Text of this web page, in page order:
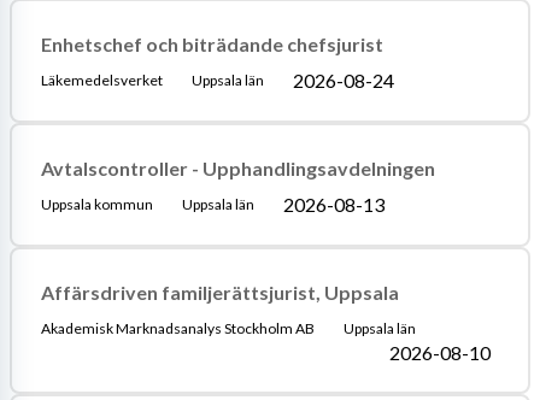
Enhetschef och biträdande chefsjurist
Läkemedelsverket Uppsala län 2026-08-24
Avtalscontroller - Upphandlingsavdelningen
Uppsala kommun Uppsala län 2026-08-13
Affärsdriven familjerättsjurist, Uppsala
Akademisk Marknadsanalys Stockholm AB Uppsala län
2026-08-10